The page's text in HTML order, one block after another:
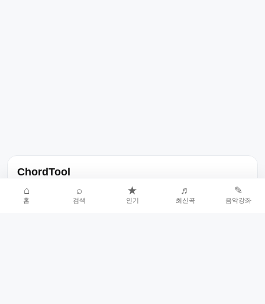
ChordTool
노래 가사, 곡 정보, 코드, 악보를 한곳에서 찾을 수 있는 음악 정보
서비스입니다.
⌂
홈
⌕
검색
★
인기
♬
최신곡
✎
음악강좌